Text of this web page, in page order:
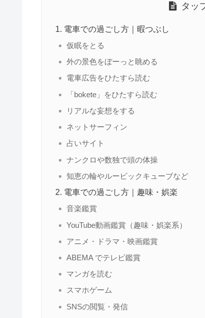
タッ
電車での過ごし方｜暇つぶし
仮眠をとる
外の景色をぼーっと眺める
電車広告をひたすら読む
「bokete」をひたすら読む
リアルな妄想をする
ネットサーフィン
占いサイト
ナンクロや数独で頭の体操
知恵の輪やルービックキューブなど
電車での過ごし方｜趣味・娯楽
音楽鑑賞
YouTube動画鑑賞（趣味・娯楽系）
アニメ・ドラマ・映画鑑賞
ABEMA でテレビ鑑賞
マンガを読む
スマホゲーム
SNSの閲覧・発信